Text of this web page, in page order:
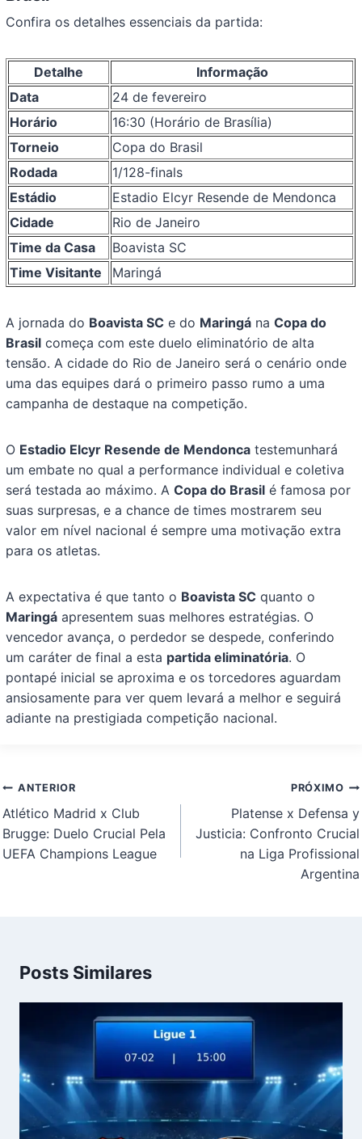
Confira os detalhes essenciais da partida:
Detalhe
Informação
Data
24 de fevereiro
Horário
16:30 (Horário de Brasília)
Torneio
Copa do Brasil
Rodada
1/128-finals
Estádio
Estadio Elcyr Resende de Mendonca
Cidade
Rio de Janeiro
Time da Casa
Boavista SC
Time Visitante
Maringá
A jornada do Boavista SC e do Maringá naCopa do
Brasil começa com este duelo eliminatório de alta
tensão. A cidade do Rio de Janeiro será o cenário onde
uma das equipes dará o primeiro passo rumo a uma
campanha de destaque na competição.
O Estadio Elcyr Resende de Mendonca testemunhará
um embate no qual a performance individual e coletiva
será testada ao máximo. ACopa do Brasil é famosa por
suas surpresas, e a chance de times mostrarem seu
valor em nível nacional é sempre uma motivação extra
para os atletas.
A expectativa é que tanto o Boavista SC quanto o
Maringá apresentem suas melhores estratégias. O
vencedor avança, o perdedor se despede, conferindo
um caráter de final a esta partida eliminatória. O
pontapé inicial se aproxima e os torcedores aguardam
ansiosamente para ver quem levará a melhor e seguirá
adiante na prestigiada competição nacional.
Navegação
de
Post
ANTERIOR
Atlético Madrid x Club
Brugge: Duelo Crucial Pela
UEFA Champions League
PRÓXIMO
Platense x Defensa y
Justicia: Confronto Crucial
na Liga Profissional
Argentina
Posts Similares